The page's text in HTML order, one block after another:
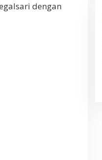
dengan